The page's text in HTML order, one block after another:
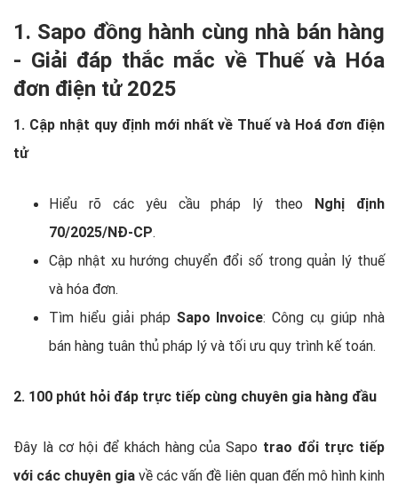
1. Sapo đồng hành cùng nhà bán hàng
- Giải đáp thắc mắc về Thuế và Hóa
đơn điện tử 2025
1. Cập nhật quy định mới nhất về Thuế và Hoá đơn điện
tử
Hiểu rõ các yêu cầu pháp lý theo Nghị định
70/2025/NĐ-CP.
Cập nhật xu hướng chuyển đổi số trong quản lý thuế
và hóa đơn.
Tìm hiểu giải pháp Sapo Invoice: Công cụ giúp nhà
bán hàng tuân thủ pháp lý và tối ưu quy trình kế toán.
2. 100 phút hỏi đáp trực tiếp cùng chuyên gia hàng đầu
Đây là cơ hội để khách hàng của Sapo trao đổi trực tiếp
với các chuyên gia về các vấn đề liên quan đến mô hình kinh